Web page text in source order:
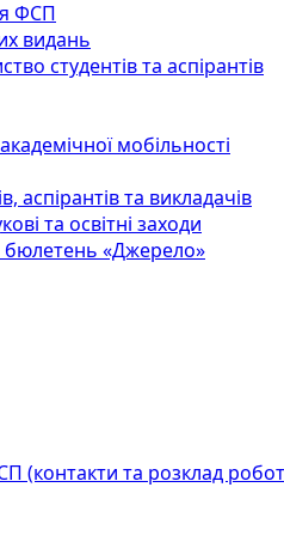
ФСП
видань
студентів та аспірантів
мобільності
аспірантів та викладачів
та освітні заходи
«Джерело»
(контакти та розклад